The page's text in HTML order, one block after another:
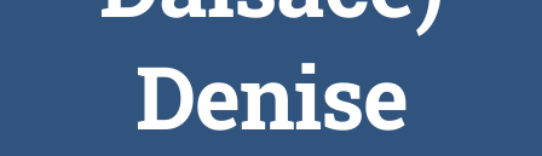
Denise